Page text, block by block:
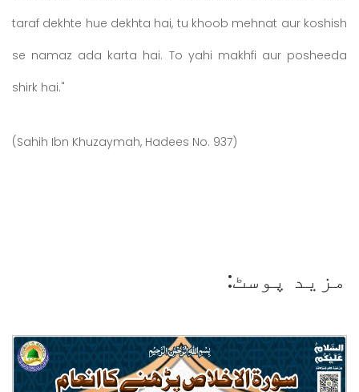
taraf dekhte hue dekhta hai, tu khoob mehnat aur koshish
se namaz ada karta hai. To yahi makhfi aur posheeda
shirk hai."
(Sahih Ibn Khuzaymah, Hadees No. 937)
مزید پوسٹ: